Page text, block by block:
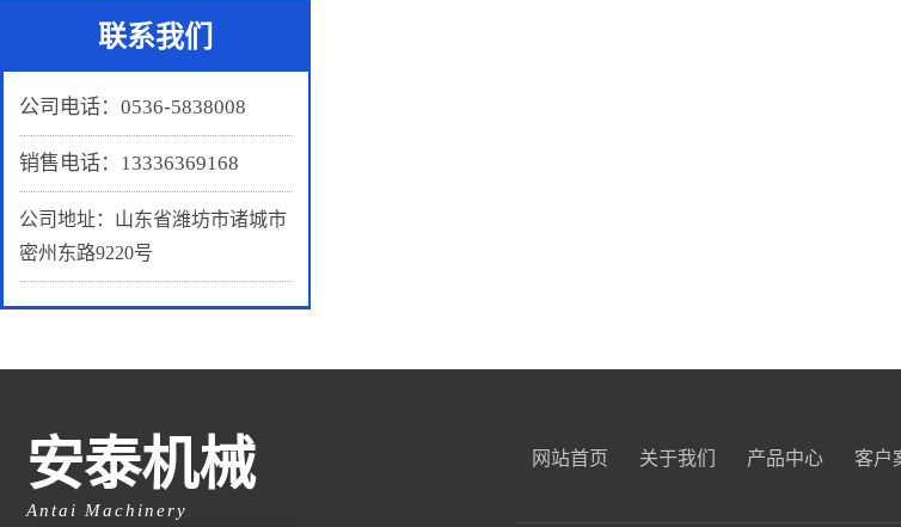
联系我们
公司电话：0536-5838008
销售电话：13336369168
公司地址：山东省潍坊市诸城市
密州东路9220号
安泰机械
Antai Machinery
网站首页 关于我们 产品中心 客户